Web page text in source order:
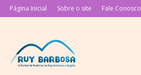
Página Inicial Sobre o site Fale Conosco